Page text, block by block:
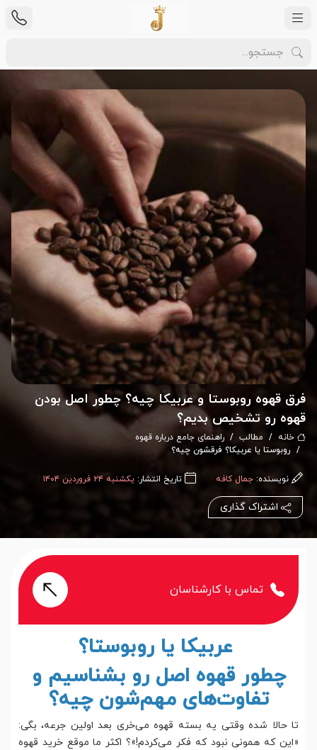
فرق قهوه روبوستا و عربیکا چیه؟ چطور اصل بودن
قهوه رو تشخیص بدیم؟
خانه مطالب
راهنمای جامع درباره قهوه
روبوستا یا عربیکا؟ فرقشون چیه؟
نویسنده: جمال کافه تاریخ انتشار: یکشنبه ۲۴ فروردین ۱۴۰۴
اشتراک گذاری
تماس با کارشناسان
عربیکا یا روبوستا؟
چطور قهوه اصل رو بشناسیم و
تفاوت‌های مهم‌شون چیه؟
تا حالا شده وقتی یه بسته قهوه می‌خری بعد اولین جرعه، بگی:
«این که همونی نبود که فکر می‌کردم!»؟ اکثر ما موقع خرید قهوه